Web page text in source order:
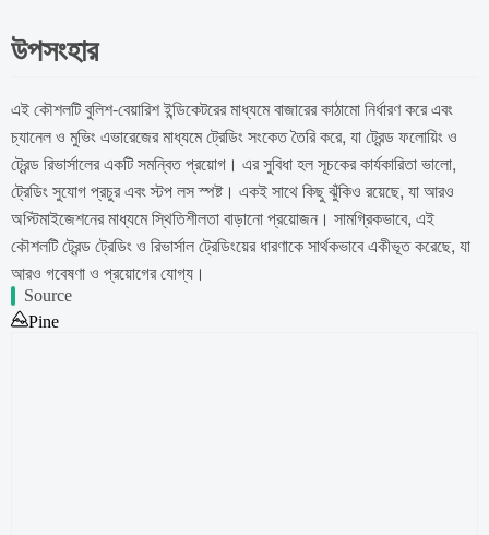
উপসংহার
এই কৌশলটি বুলিশ-বেয়ারিশ ইন্ডিকেটরের মাধ্যমে বাজারের কাঠামো নির্ধারণ করে এবং
চ্যানেল ও মুভিং এভারেজের মাধ্যমে ট্রেডিং সংকেত তৈরি করে, যা ট্রেন্ড ফলোয়িং ও
ট্রেন্ড রিভার্সালের একটি সমন্বিত প্রয়োগ। এর সুবিধা হল সূচকের কার্যকারিতা ভালো,
ট্রেডিং সুযোগ প্রচুর এবং স্টপ লস স্পষ্ট। একই সাথে কিছু ঝুঁকিও রয়েছে, যা আরও
অপ্টিমাইজেশনের মাধ্যমে স্থিতিশীলতা বাড়ানো প্রয়োজন। সামগ্রিকভাবে, এই
কৌশলটি ট্রেন্ড ট্রেডিং ও রিভার্সাল ট্রেডিংয়ের ধারণাকে সার্থকভাবে একীভূত করেছে, যা
আরও গবেষণা ও প্রয়োগের যোগ্য।
Source
Pine